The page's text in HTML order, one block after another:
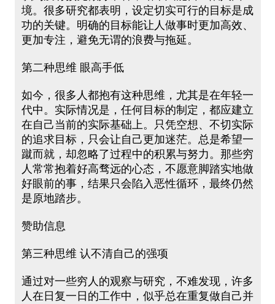
境。很多研究都表明，设定切实可行的目标是成
功的关键。明确的目标能让人做事时更加高效、
更加专注，避免无谓的浪费与拖延。
第二种思维 眼高手低
如今，很多人都抱有这种思维，尤其是在年轻一
代中。实际情况是，任何目标的制定，都应建立
在自己当前的实际基础上。只凭空想、不切实际
的追求目标，只会让自己更加迷茫。总是希望一
蹴而就，却忽略了过程中的积累与努力。那些穷
人常常抱着好高骛远的心态，不愿意脚踏实地做
好眼前的事，结果只会陷入恶性循环，最终仍然
是原地踏步。
赞助信息
第三种思维 认不清自己的强项
通过对一些穷人的观察与研究，不难发现，许多
人在日复一日的工作中，似乎总在重复做自己并